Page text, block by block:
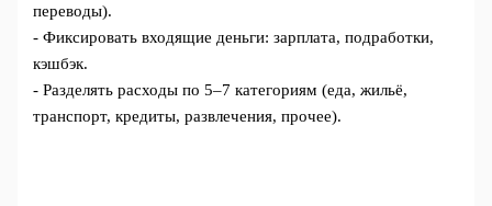
переводы).
- Фиксировать входящие деньги: зарплата, подработки,
кэшбэк.
- Разделять расходы по 5–7 категориям (еда, жильё,
транспорт, кредиты, развлечения, прочее).